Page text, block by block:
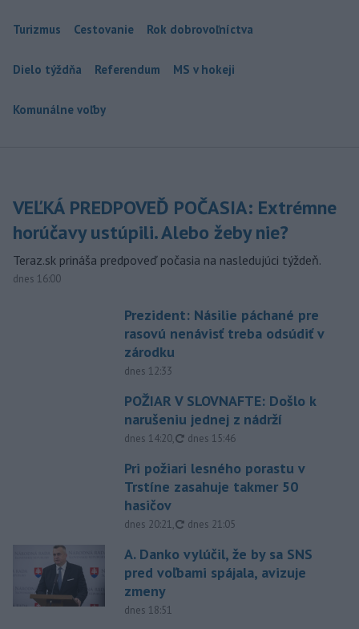
Turizmus Cestovanie Rok dobrovoľníctva
Dielo týždňa Referendum MS v hokeji
Komunálne voľby
VEĽKÁ PREDPOVEĎ POČASIA: Extrémne
horúčavy ustúpili. Alebo žeby nie?
Teraz.sk prináša predpoveď počasia na nasledujúci týždeň.
dnes 16:00
Prezident: Násilie páchané pre
rasovú nenávisť treba odsúdiť v
zárodku
dnes 12:33
POŽIAR V SLOVNAFTE: Došlo k
narušeniu jednej z nádrží
dnes 14:20, aktualizované
dnes 15:46
Pri požiari lesného porastu v
Trstíne zasahuje takmer 50
hasičov
dnes 20:21, aktualizované
dnes 21:05
A. Danko vylúčil, že by sa SNS
pred voľbami spájala, avizuje
zmeny
dnes 18:51